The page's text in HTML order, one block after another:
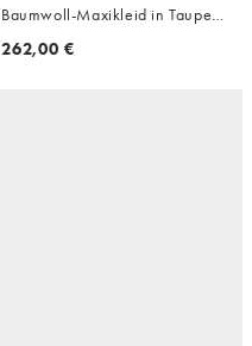
Baumwoll-Maxikleid in Taupe
mit Korsettdetail
262,00 €